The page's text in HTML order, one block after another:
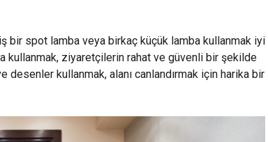
bir spot lamba veya birkaç küçük lamba kullanmak iyi
kullanmak, ziyaretçilerin rahat ve güvenli bir şekilde
kullanmak, alanı canlandırmak için harika bir